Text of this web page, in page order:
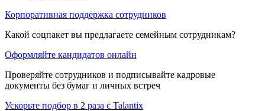
Корпоративная поддержка сотрудников
Какой соцпакет вы предлагаете семейным сотрудникам?
Оформляйте кандидатов онлайн
Проверяйте сотрудников и подписывайте кадровые
документы без бумаг и личных встреч
Ускорьте подбор в 2 раза с Talantix